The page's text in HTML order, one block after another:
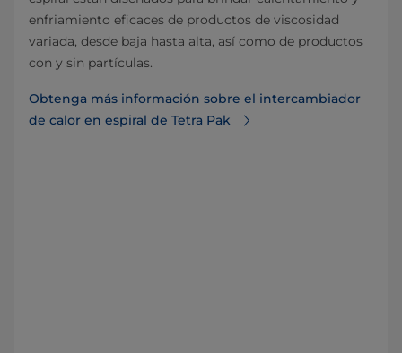
enfriamiento eficaces de productos de viscosidad
variada, desde baja hasta alta, así como de productos
con y sin partículas.
Obtenga más información sobre el intercambiador
de calor en espiral de Tetra Pak